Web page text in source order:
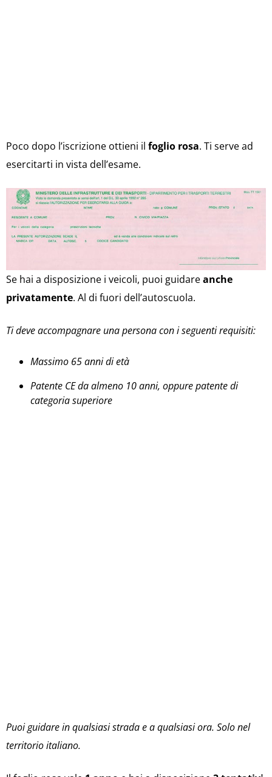
Poco dopo l’iscrizione ottieni il foglio rosa. Ti serve ad
esercitarti in vista dell’esame.
Se hai a disposizione i veicoli, puoi guidareanche
privatamente. Al di fuori dell’autoscuola.
Ti deve accompagnare una persona con i seguenti requisiti:
Massimo 65 anni di età
Patente CE da almeno 10 anni, oppure patente di
categoria superiore
Puoi guidare in qualsiasi strada e a qualsiasi ora. Solo nel
territorio italiano.